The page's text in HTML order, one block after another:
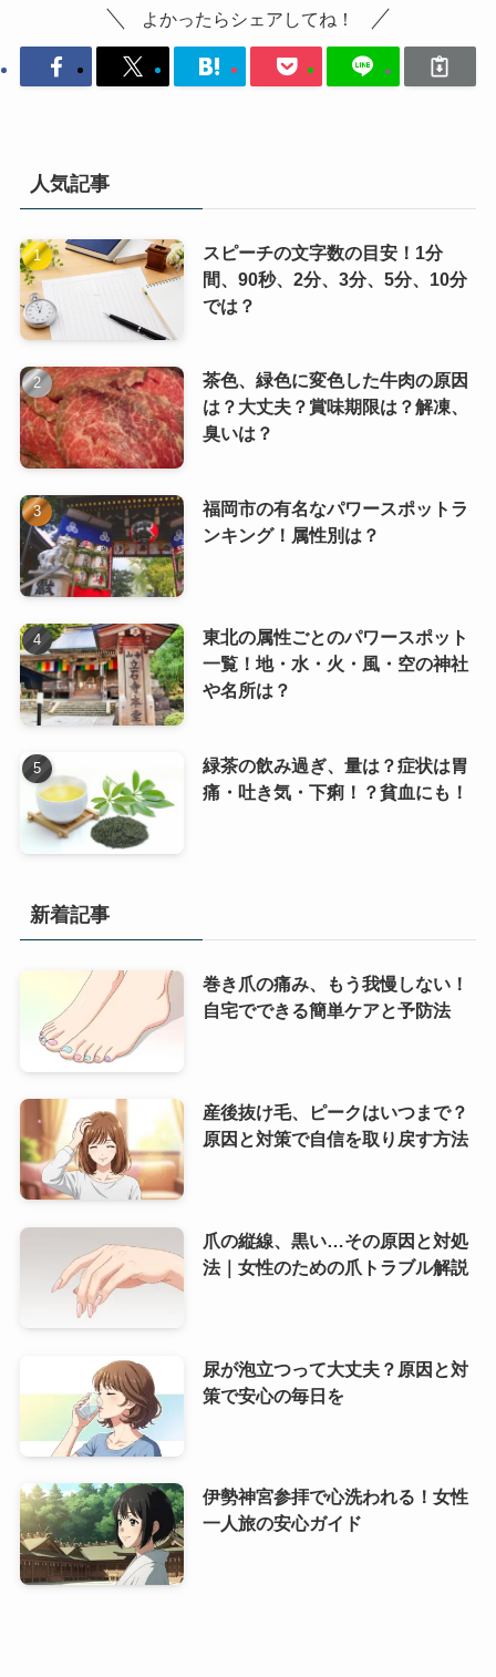
よかったらシェアしてね！
人気記事
スピーチの文字数の目安！1分
間、90秒、2分、3分、5分、10分
では？
茶色、緑色に変色した牛肉の原因
は？大丈夫？賞味期限は？解凍、
臭いは？
福岡市の有名なパワースポットラ
ンキング！属性別は？
東北の属性ごとのパワースポット
一覧！地・水・火・風・空の神社
や名所は？
緑茶の飲み過ぎ、量は？症状は胃
痛・吐き気・下痢！？貧血にも！
新着記事
巻き爪の痛み、もう我慢しない！
自宅でできる簡単ケアと予防法
産後抜け毛、ピークはいつまで？
原因と対策で自信を取り戻す方法
爪の縦線、黒い…その原因と対処
法｜女性のための爪トラブル解説
尿が泡立つって大丈夫？原因と対
策で安心の毎日を
伊勢神宮参拝で心洗われる！女性
一人旅の安心ガイド